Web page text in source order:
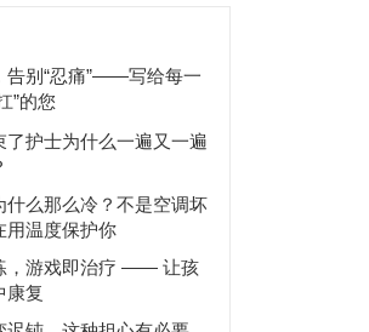
告别“忍痛”——写给每一
”的您
了护士为什么一遍又一遍
什么那么冷？不是空调坏
用温度保护你
，游戏即治疗 —— 让孩
康复